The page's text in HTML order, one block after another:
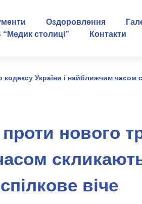
Оздоровлення
“Медик столиці” Контакти
України і найближчим часом
нового
віче